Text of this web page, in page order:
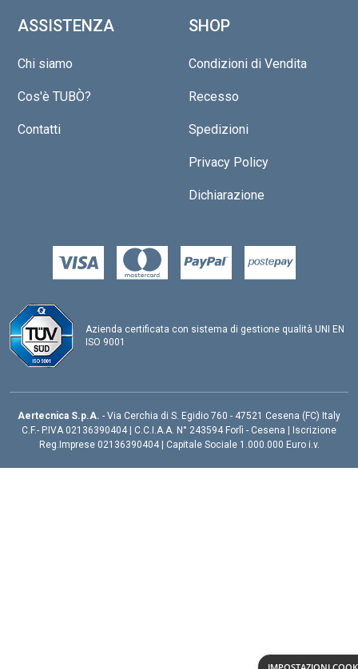
ASSISTENZA
Chi siamo
Cos'è TUBÒ?
Contatti
SHOP
Condizioni di Vendita
Recesso
Spedizioni
Privacy Policy
Dichiarazione
Azienda certificata con sistema di gestione qualità UNI EN
ISO 9001
Aertecnica S.p.A. - Via Cerchia di S. Egidio 760 - 47521 Cesena (FC) Italy
C.F.- P.IVA 02136390404 | C.C.I.A.A. N° 243594 Forlì - Cesena | Iscrizione
Reg.Imprese 02136390404 | Capitale Sociale 1.000.000 Euro i.v.